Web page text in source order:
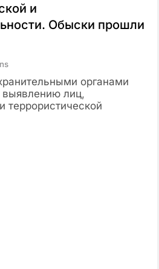
и
Обыски прошли
органами
выявлению лиц,
террористической